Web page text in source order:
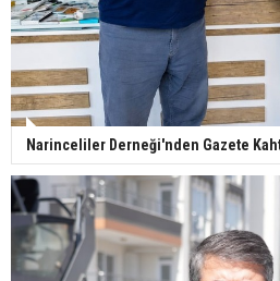
Narinceliler Derneği'nden Gazete